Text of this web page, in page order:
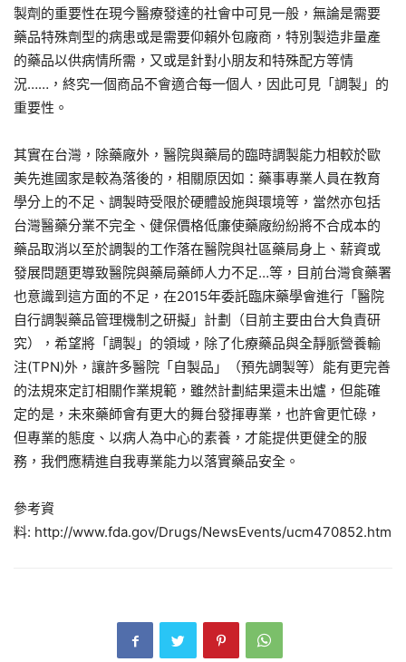
製劑的重要性在現今醫療發達的社會中可見一般，無論是需要
藥品特殊劑型的病患或是需要仰賴外包廠商，特別製造非量產
的藥品以供病情所需，又或是針對小朋友和特殊配方等情
況……，終究一個商品不會適合每一個人，因此可見「調製」的
重要性。
其實在台灣，除藥廠外，醫院與藥局的臨時調製能力相較於歐
美先進國家是較為落後的，相關原因如：藥事專業人員在教育
學分上的不足、調製時受限於硬體設施與環境等，當然亦包括
台灣醫藥分業不完全、健保價格低廉使藥廠紛紛將不合成本的
藥品取消以至於調製的工作落在醫院與社區藥局身上、薪資或
發展問題更導致醫院與藥局藥師人力不足…等，目前台灣食藥署
也意識到這方面的不足，在2015年委託臨床藥學會進行「醫院
自行調製藥品管理機制之研擬」計劃（目前主要由台大負責研
究），希望將「調製」的領域，除了化療藥品與全靜脈營養輸
注(TPN)外，讓許多醫院「自製品」（預先調製等）能有更完善
的法規來定訂相關作業規範，雖然計劃結果還未出爐，但能確
定的是，未來藥師會有更大的舞台發揮專業，也許會更忙碌，
但專業的態度、以病人為中心的素養，才能提供更健全的服
務，我們應精進自我專業能力以落實藥品安全。
參考資
料: http://www.fda.gov/Drugs/NewsEvents/ucm470852.htm